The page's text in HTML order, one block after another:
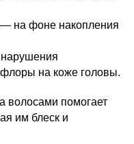
на фоне накопления
на коже головы.
волосами помогает
им блеск и